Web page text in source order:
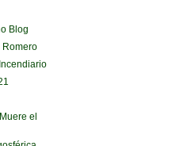
Blog
Romero
el